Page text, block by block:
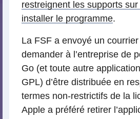
restreignent les supports
installer le programme.
La FSF a envoyé un
demander à l’entreprise de
Go (et toute autre
GPL) d’être distribuée en
termes non-restrictifs de la
Apple a préféré retirer